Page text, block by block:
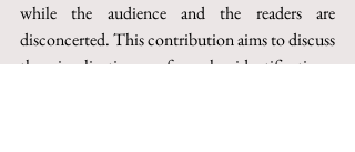
while the audience and the readers are
disconcerted. This contribution aims to discuss
the implications of such identifications,